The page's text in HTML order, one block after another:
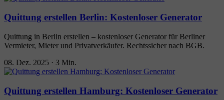
Quittung erstellen Berlin: Kostenloser Generator
Quittung in Berlin erstellen – kostenloser Generator für Berliner
Vermieter, Mieter und Privatverkäufer. Rechtssicher nach BGB.
08. Dez. 2025 · 3 Min.
Quittung erstellen Hamburg: Kostenloser Generator